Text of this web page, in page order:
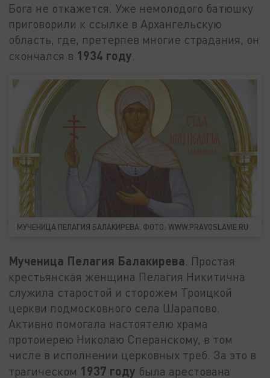
Бога не откажется. Уже немолодого батюшку
приговорили к ссылке в Архангельскую
область, где, претерпев многие страдания, он
скончался в 1934 году
МУЧЕНИЦА ПЕЛАГИЯ БАЛАКИРЕВА. ФОТО: WWW.PRAVOSLAVIE.RU
Мученица Пелагия Балакирева . Простая
крестьянская женщина Пелагия Никитична
служила старостой и сторожем Троицкой
церкви подмосковного села Шарапово.
Активно помогала настоятелю храма
протоиерею Николаю Сперанскому, в том
числе в исполнении церковных треб. За это в
трагическом 1937 году была арестована